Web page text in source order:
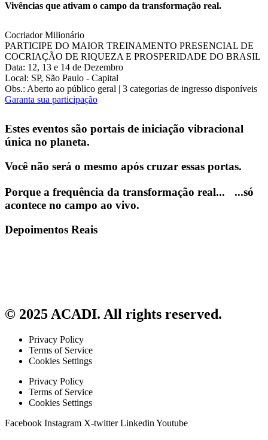
Vivências que ativam o campo da transformação real.
Cocriador Milionário
PARTICIPE DO MAIOR TREINAMENTO PRESENCIAL DE
COCRIAÇÃO DE RIQUEZA E PROSPERIDADE DO BRASIL
Data: 12, 13 e 14 de Dezembro
Local: SP, São Paulo - Capital
Obs.: Aberto ao público geral | 3 categorias de ingresso disponíveis
Garanta sua participação
Estes eventos são portais de iniciação vibracional
única no planeta.
Você não será o mesmo após cruzar essas portas.
Porque a frequência da transformação real... ...só
acontece no campo ao vivo.
Depoimentos Reais
© 2025 ACADI. All rights reserved.
Privacy Policy
Terms of Service
Cookies Settings
Privacy Policy
Terms of Service
Cookies Settings
Facebook Instagram X-twitter Linkedin Youtube